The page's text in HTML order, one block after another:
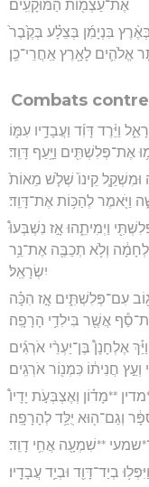
אֶת־עַצְמ֖וֹת הַמּוּקָעִֽים׃
בְּאֶ֨רֶץ בִּנְיָמִ֜ן בְּצֵלָ֗ע בְּקֶ֙בֶר֙
אֱלֹהִ֛ים לָאָ֖רֶץ אַֽחֲרֵי־כֵֽן׃
Combats
וַיֵּ֨רֶד דָּוִ֜ד וַעֲבָדָ֥יו עִמּ֛וֹ
אֶת־פְּלִשְׁתִּ֖ים וַיָּ֥עַף דָּוִֽד׃
וּמִשְׁקַ֤ל קֵינוֹ֙ שְׁלֹ֤שׁ מֵאוֹת֙
לְהַכּ֥וֹת אֶת־דָּוִֽד׃
וַיְמִיתֵ֑הוּ אָ֣ז נִשְׁבְּעוּ֩
וְלֹ֥א תְכַבֶּ֖ה אֶת־נֵ֥ר
יִשְׂרָאֵֽל׃
עִם־פְּלִשְׁתִּ֑ים אָ֣ז הִכָּ֗ה
אֲשֶׁ֖ר בִּילִדֵ֥י הָרָפָֽה׃
אֶלְחָנָן֩ בֶּן־יַעְרֵ֨י אֹרְגִ֜ים
חֲנִית֔וֹ כִּמְנ֖וֹר אֹרְגִֽים׃
**מָד֗וֹן וְאֶצְבְּעֹ֣ת יָדָיו֩
וְגַם־ה֖וּא יֻלַּ֥ד לְהָרָפָֽה׃
**שִׁמְעָ֖ה אֲחִ֥י דָוִֽד׃
בְיַד־דָּוִ֖ד וּבְיַ֥ד עֲבָדָֽיו׃